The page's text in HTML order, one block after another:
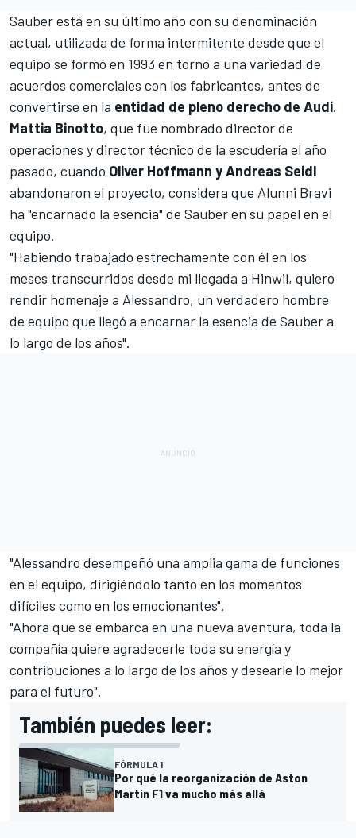
Sauber está en su último año con su denominación
actual, utilizada de forma intermitente desde que el
equipo se formó en 1993 en torno a una variedad de
acuerdos comerciales con los fabricantes, antes de
convertirse en la entidad de pleno derecho de Audi.
Mattia Binotto, que fue nombrado director de
operaciones y director técnico de la escudería el año
pasado, cuando Oliver Hoffmann y Andreas Seidl
abandonaron el proyecto, considera que Alunni Bravi
ha "encarnado la esencia" de Sauber en su papel en el
equipo.
"Habiendo trabajado estrechamente con él en los
meses transcurridos desde mi llegada a Hinwil, quiero
rendir homenaje a Alessandro, un verdadero hombre
de equipo que llegó a encarnar la esencia de Sauber a
lo largo de los años".
"Alessandro desempeñó una amplia gama de funciones
en el equipo, dirigiéndolo tanto en los momentos
difíciles como en los emocionantes".
"Ahora que se embarca en una nueva aventura, toda la
compañía quiere agradecerle toda su energía y
contribuciones a lo largo de los años y desearle lo mejor
para el futuro".
También puedes leer:
FÓRMULA 1
Por qué la reorganización de Aston
Martin F1 va mucho más allá